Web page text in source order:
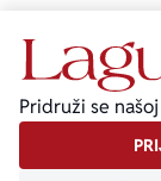
Pridruži se